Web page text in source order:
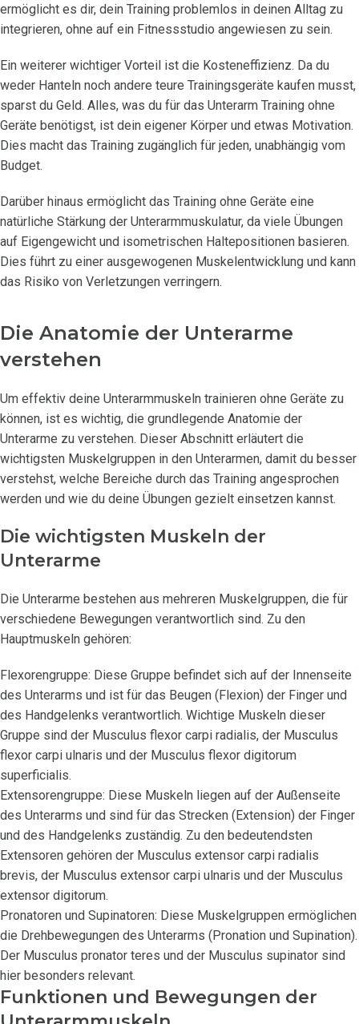
ermöglicht es dir, dein Training problemlos in deinen Alltag zu
integrieren, ohne auf ein Fitnessstudio angewiesen zu sein.
Ein weiterer wichtiger Vorteil ist die Kosteneffizienz. Da du
weder Hanteln noch andere teure Trainingsgeräte kaufen musst,
sparst du Geld. Alles, was du für das Unterarm Training ohne
Geräte benötigst, ist dein eigener Körper und etwas Motivation.
Dies macht das Training zugänglich für jeden, unabhängig vom
Budget.
Darüber hinaus ermöglicht das Training ohne Geräte eine
natürliche Stärkung der Unterarmmuskulatur, da viele Übungen
auf Eigengewicht und isometrischen Haltepositionen basieren.
Dies führt zu einer ausgewogenen Muskelentwicklung und kann
das Risiko von Verletzungen verringern.
Die Anatomie der Unterarme
verstehen
Um effektiv deine Unterarmmuskeln trainieren ohne Geräte zu
können, ist es wichtig, die grundlegende Anatomie der
Unterarme zu verstehen. Dieser Abschnitt erläutert die
wichtigsten Muskelgruppen in den Unterarmen, damit du besser
verstehst, welche Bereiche durch das Training angesprochen
werden und wie du deine Übungen gezielt einsetzen kannst.
Die wichtigsten Muskeln der
Unterarme
Die Unterarme bestehen aus mehreren Muskelgruppen, die für
verschiedene Bewegungen verantwortlich sind. Zu den
Hauptmuskeln gehören:
Flexorengruppe: Diese Gruppe befindet sich auf der Innenseite
des Unterarms und ist für das Beugen (Flexion) der Finger und
des Handgelenks verantwortlich. Wichtige Muskeln dieser
Gruppe sind der Musculus flexor carpi radialis, der Musculus
flexor carpi ulnaris und der Musculus flexor digitorum
superficialis.
Extensorengruppe: Diese Muskeln liegen auf der Außenseite
des Unterarms und sind für das Strecken (Extension) der Finger
und des Handgelenks zuständig. Zu den bedeutendsten
Extensoren gehören der Musculus extensor carpi radialis
brevis, der Musculus extensor carpi ulnaris und der Musculus
extensor digitorum.
Pronatoren und Supinatoren: Diese Muskelgruppen ermöglichen
die Drehbewegungen des Unterarms (Pronation und Supination).
Der Musculus pronator teres und der Musculus supinator sind
hier besonders relevant.
Funktionen und Bewegungen der